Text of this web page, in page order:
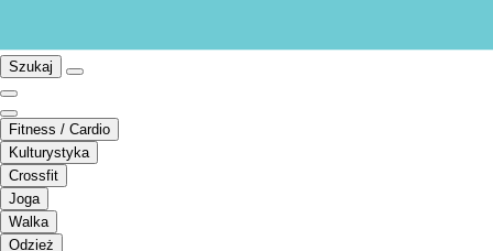
Szukaj
Fitness / Cardio
Kulturystyka
Crossfit
Joga
Walka
Odzież